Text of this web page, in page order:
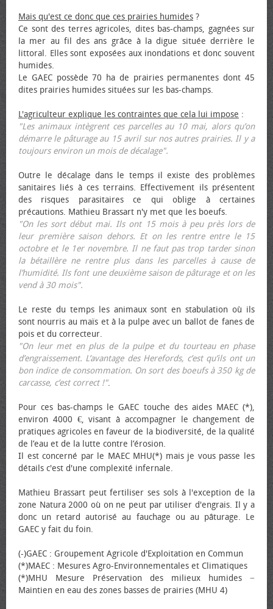
Mais qu'est ce donc que ces prairies humides ?
Ce sont des terres agricoles, dites bas-champs, gagnées sur
la mer au fil des ans grâce à la digue située derrière le
littoral. Elles sont exposées aux inondations et donc souvent
humides.
Le GAEC possède 70 ha de prairies permanentes dont 45
dites prairies humides situées sur les bas-champs.
L'agriculteur explique les contraintes que cela lui impose :
"Les animaux intègrent ces parcelles au 10 mai, alors qu’on
démarre le pâturage au 15 avril sur nos autres prairies. Il y a
toujours environ un mois de décalage".
Outre le décalage dans le temps il existe des problèmes
sanitaires liés à ces terrains. Effectivement ils présentent
des risques parasitaires ce qui oblige à certaines
précautions. Mathieu Brassart n'y met que les bœufs.
"On les sort début mai. Ils ont 15 mois à peu près lors de
leur première saison dehors. Et on les rentre entre le 15
octobre et le 1er novembre. Il ne faut pas trop tarder sinon
la bétaillère ne rentre plus dans les parcelles à cause de
l’humidité. Ils font une deuxième saison de pâturage et on les
vend à 30 mois".
Le reste du temps les animaux sont en stabulation où ils
sont nourris au maïs et à la pulpe avec un ballot de fanes de
pois et du correcteur.
"On leur met en plus de la pulpe et du tourteau en phase
d’engraissement. L’avantage des Herefords, c’est qu’ils ont un
bon indice de consommation. On sort des bœufs à 350 kg de
carcasse, c’est correct !".
Pour ces bas-champs le GAEC touche des aides MAEC (*),
environ 4000 €, visant à accompagner le changement de
pratiques agricoles en faveur de la biodiversité, de la qualité
de l’eau et de la lutte contre l’érosion.
Il est concerné par le MAEC MHU(*) mais je vous passe les
détails c'est d'une complexité infernale.
Mathieu Brassart peut fertiliser ses sols à l'exception de la
zone Natura 2000 où on ne peut par utiliser d'engrais. Il y a
donc un retard autorisé au fauchage ou au pâturage. Le
GAEC y fait du foin.
(-)GAEC : Groupement Agricole d'Exploitation en Commun
(*)MAEC : Mesures Agro-Environnementales et Climatiques
(*)MHU Mesure Préservation des milieux humides −
Maintien en eau des zones basses de prairies (MHU 4)